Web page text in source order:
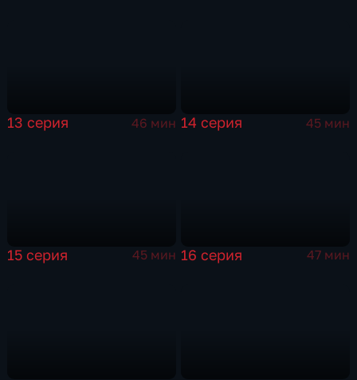
13 серия 46 мин 14 серия 45 мин
15 серия 45 мин 16 серия 47 мин